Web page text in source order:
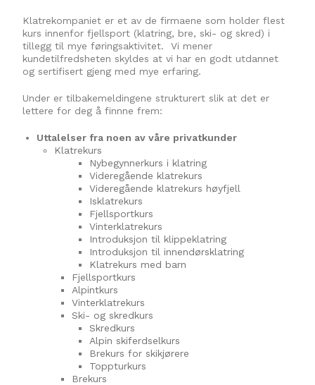
Klatrekompaniet er et av de firmaene som holder flest
kurs innenfor fjellsport (klatring, bre, ski- og skred) i
tillegg til mye føringsaktivitet. Vi mener
kundetilfredsheten skyldes at vi har en godt utdannet
og sertifisert gjeng med mye erfaring.
Under er tilbakemeldingene strukturert slik at det er
lettere for deg å finnne frem:
Uttalelser fra noen av våre privatkunder
Klatrekurs
Nybegynnerkurs i klatring
Videregående klatrekurs
Videregående klatrekurs høyfjell
Isklatrekurs
Fjellsportkurs
Vinterklatrekurs
Introduksjon til klippeklatring
Introduksjon til innendørsklatring
Klatrekurs med barn
Fjellsportkurs
Alpintkurs
Vinterklatrekurs
Ski- og skredkurs
Skredkurs
Alpin skiferdselkurs
Brekurs for skikjørere
Toppturkurs
Brekurs